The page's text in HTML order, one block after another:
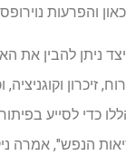
והפרעות
ניתן להבין את
זיכרון וקוגניציה,
כדי לסייע
הנפש", אמרה